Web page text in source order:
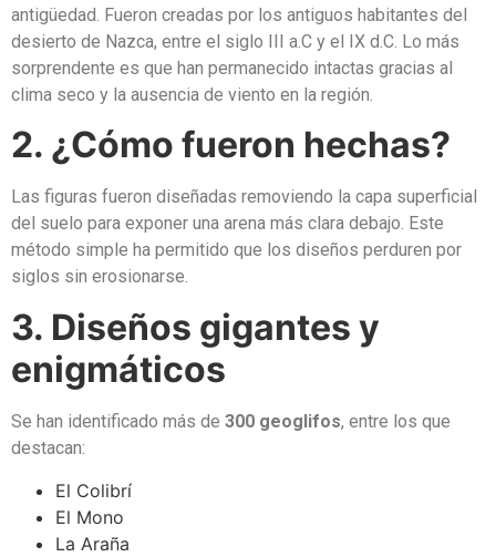
antigüedad. Fueron creadas por los antiguos habitantes del
desierto de Nazca, entre el siglo III a.C y el IX d.C. Lo más
sorprendente es que han permanecido intactas gracias al
clima seco y la ausencia de viento en la región.
2. ¿Cómo fueron hechas?
Las figuras fueron diseñadas removiendo la capa superficial
del suelo para exponer una arena más clara debajo. Este
método simple ha permitido que los diseños perduren por
siglos sin erosionarse.
3. Diseños gigantes y
enigmáticos
Se han identificado más de 300 geoglifos, entre los que
destacan:
El Colibrí
El Mono
La Araña